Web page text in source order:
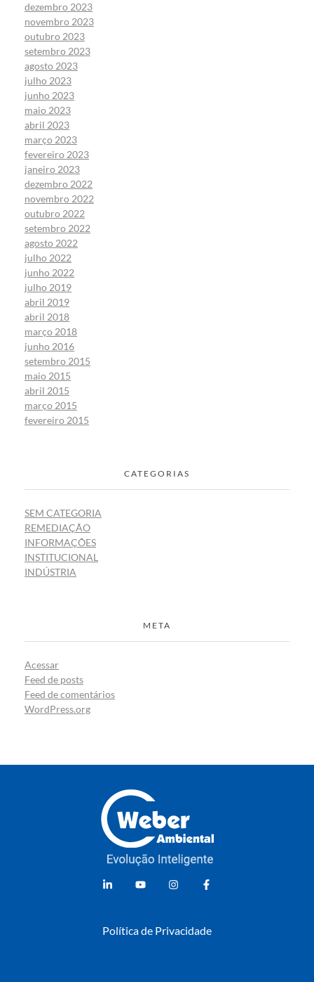
dezembro 2023
novembro 2023
outubro 2023
setembro 2023
agosto 2023
julho 2023
junho 2023
maio 2023
abril 2023
março 2023
fevereiro 2023
janeiro 2023
dezembro 2022
novembro 2022
outubro 2022
setembro 2022
agosto 2022
julho 2022
junho 2022
julho 2019
abril 2019
abril 2018
março 2018
junho 2016
setembro 2015
maio 2015
abril 2015
março 2015
fevereiro 2015
CATEGORIAS
SEM CATEGORIA
REMEDIAÇÃO
INFORMAÇÕES
INSTITUCIONAL
INDÚSTRIA
META
Acessar
Feed de posts
Feed de comentários
WordPress.org
Política de Privacidade